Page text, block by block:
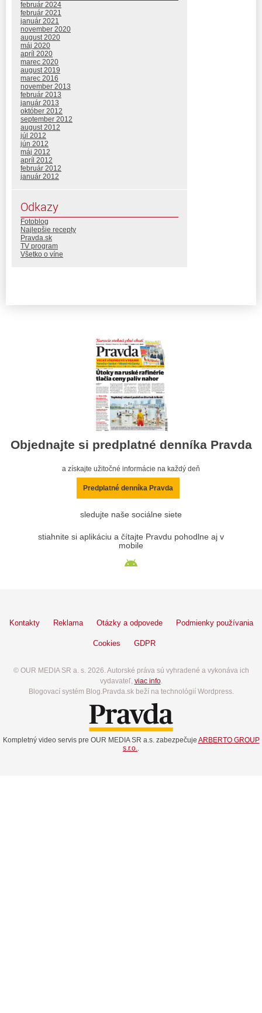
február 2024
február 2021
január 2021
november 2020
august 2020
máj 2020
apríl 2020
marec 2020
august 2019
marec 2016
november 2013
február 2013
január 2013
október 2012
september 2012
august 2012
júl 2012
jún 2012
máj 2012
apríl 2012
február 2012
január 2012
Odkazy
Fotoblog
Najlepšie recepty
Pravda.sk
TV program
Všetko o víne
Objednajte si predplatné denníka Pravda
a získajte užitočné informácie na každý deň
Predplatné denníka Pravda
sledujte naše sociálne siete
stiahnite si aplikáciu a čítajte Pravdu pohodlne aj v
mobile
Kontakty Reklama Otázky a odpovede Podmienky používania
Cookies GDPR
© OUR MEDIA SR a. s. 2026. Autorské práva sú vyhradené a vykonáva ich
vydavateľ, viac info.
Blogovací systém Blog.Pravda.sk beží na technológií Wordpress.
Kompletný video servis pre OUR MEDIA SR a.s. zabezpečuje ARBERTO GROUP
s.r.o..